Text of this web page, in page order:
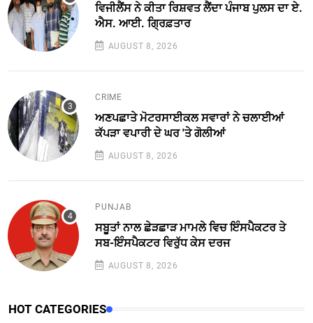
ਵਿਜੀਲੈਂਸ ਨੇ ਕੀਤਾ ਰਿਸ਼ਵਤ ਲੈਂਦਾ ਪੰਜਾਬ ਪੁਲਸ ਦਾ ਏ.
ਐਸ. ਆਈ. ਗ੍ਰਿਫ਼ਤਾਰ
AUGUST 8, 2026
CRIME
ਅਣਪਛਾਤੇ ਮੋਟਰਸਾਈਕਲ ਸਵਾਰਾਂ ਨੇ ਚਲਾਈਆਂ
ਕੱਪੜਾ ਵਪਾਰੀ ਦੇ ਘਰ 'ਤੇ ਗੋਲੀਆਂ
AUGUST 8, 2026
PUNJAB
ਸਬੂਤਾਂ ਨਾਲ ਛੇੜਛਾੜ ਮਾਮਲੇ ਵਿਚ ਇੰਸਪੈਕਟਰ ਤੇ
ਸਬ-ਇੰਸਪੈਕਟਰ ਵਿਰੁੱਧ ਕੇਸ ਦਰਜ
AUGUST 8, 2026
HOT CATEGORIES